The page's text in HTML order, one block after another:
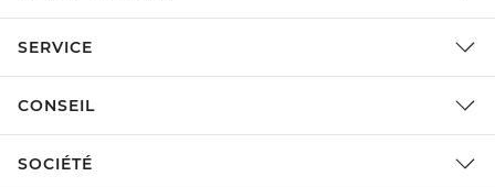
SERVICE
CONSEIL
SOCIÉTÉ